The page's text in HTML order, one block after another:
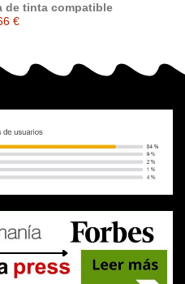
de tinta compatible
€